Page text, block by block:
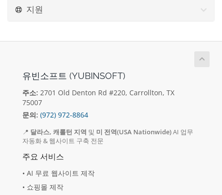
지원
유빈소프트 (YUBINSOFT)
주소: 2701 Old Denton Rd #220, Carrollton, TX
75007
문의: (972) 972-8864
📍 달라스, 캐롤턴 지역 및 미 전역(USA Nationwide)AI 업무
자동화 & 웹사이트 구축 전문
주요 서비스
• AI 무료 웹사이트 제작
• 쇼핑몰 제작